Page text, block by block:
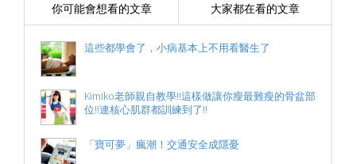
你可能會想看的文章 大家都在看的文章
這些都學會了，小病基本上不用看醫生了
Kimiko老師親自教學!!這樣做讓你瘦最難瘦的骨盆部
位!!連核心肌群都訓練到了!!
「寶可夢」瘋潮！交通安全成隱憂